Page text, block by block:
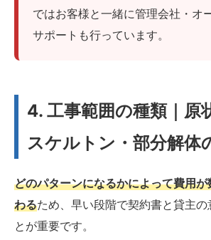
ではお客様と一緒に管理会社・オ
サポートも行っています。
4. 工事範囲の種類｜原
スケルトン・部分解体
どのパターンになるかによって費用
わるため、早い段階で契約書と貸主の
とが重要です。